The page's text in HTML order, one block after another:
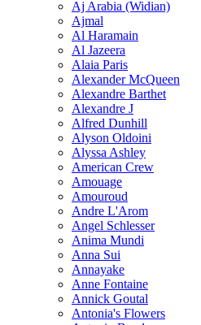
Aj Arabia (Widian)
Ajmal
Al Haramain
Al Jazeera
Alaia Paris
Alexander McQueen
Alexandre Barthet
Alexandre J
Alfred Dunhill
Alyson Oldoini
Alyssa Ashley
American Crew
Amouage
Amouroud
Andre L'Arom
Angel Schlesser
Anima Mundi
Anna Sui
Annayake
Anne Fontaine
Annick Goutal
Antonia's Flowers